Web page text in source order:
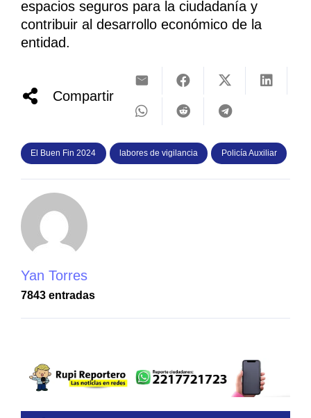
espacios seguros para la ciudadanía y
contribuir al desarrollo económico de la
entidad.
Compartir
El Buen Fin 2024 labores de vigilancia Policía Auxiliar
Yan Torres
7843 entradas